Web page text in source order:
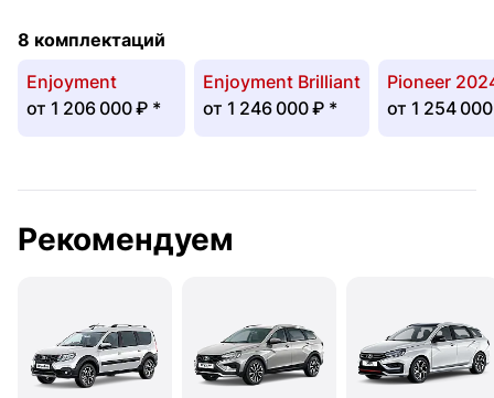
8 комплектаций
Enjoyment
от 1 206 000 ₽ *
Enjoyment Brilliant
от 1 246 000 ₽ *
Pioneer
от 1 254
Рекомендуем